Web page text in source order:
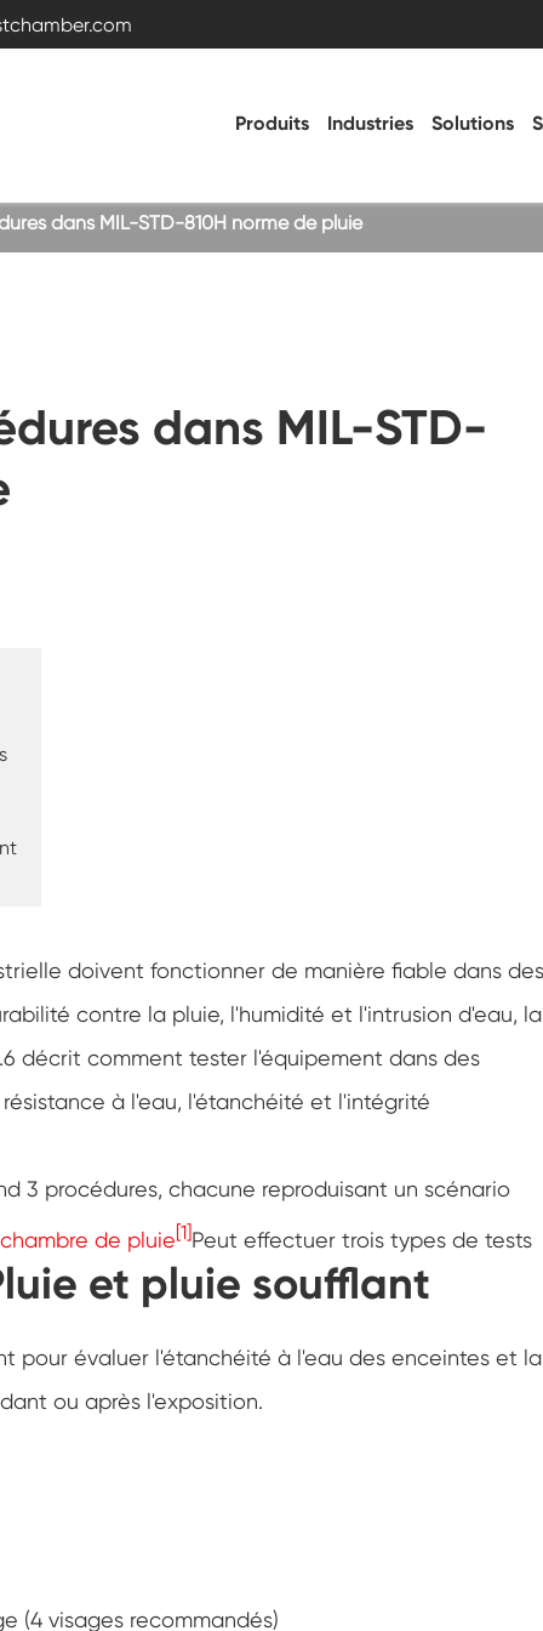
Produits
Chambre de vibration
Chambre de chauffage humide pour
température
Chambre d'essai de résistance à la
température
Chambre d'environnement froid
Cabinet de climat constant
équipement de test d'eau d'éclaboussure
Explosion preuve batterie thermique
Industries Solutions
dans MIL-STD-810H norme de pluie
dans MIL-STD-
doivent fonctionner de manière fiable dans des
contre la pluie, l'humidité et l'intrusion d'eau, la
décrit comment tester l'équipement dans des
à l'eau, l'étanchéité et l'intégrité
3 procédures, chacune reproduisant un scénario
de pluie[1]Peut effectuer trois types de tests
et pluie soufflant
pour évaluer l'étanchéité à l'eau des enceintes et la
ou après l'exposition.
(4 visages recommandés)